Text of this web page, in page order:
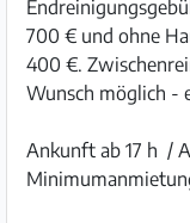
700 € und ohne
400 €.
Wunsch möglich -
Ankunft ab 17 h /